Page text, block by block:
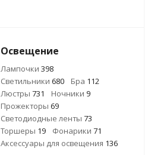
Освещение
Лампочки 398
Светильники 680 Бра 112
Люстры 731 Ночники 9
Прожекторы 69
Светодиодные ленты 73
Торшеры 19 Фонарики 71
Аксессуары для освещения 136